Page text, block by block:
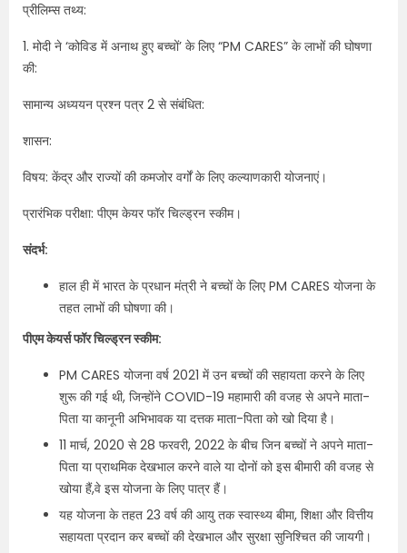
प्रीलिम्स तथ्य:
1. मोदी ने ‘कोविड में अनाथ हुए बच्चों’ के लिए “PM CARES” के लाभों की घोषणा
की:
सामान्य अध्ययन प्रश्न पत्र 2 से संबंधित:
शासन:
विषय: केंद्र और राज्यों की कमजोर वर्गों के लिए कल्याणकारी योजनाएं।
प्रारंभिक परीक्षा: पीएम केयर फॉर चिल्ड्रन स्कीम।
संदर्भ:
हाल ही में भारत के प्रधान मंत्री ने बच्चों के लिए PM CARES योजना के
तहत लाभों की घोषणा की।
पीएम केयर्स फॉर चिल्ड्रन स्कीम:
PM CARES योजना वर्ष 2021 में उन बच्चों की सहायता करने के लिए
शुरू की गई थी, जिन्होंने COVID-19 महामारी की वजह से अपने माता-
पिता या कानूनी अभिभावक या दत्तक माता-पिता को खो दिया है।
11 मार्च, 2020 से 28 फरवरी, 2022 के बीच जिन बच्चों ने अपने माता-
पिता या प्राथमिक देखभाल करने वाले या दोनों को इस बीमारी की वजह से
खोया हैं,वे इस योजना के लिए पात्र हैं।
यह योजना के तहत 23 वर्ष की आयु तक स्वास्थ्य बीमा, शिक्षा और वित्तीय
सहायता प्रदान कर बच्चों की देखभाल और सुरक्षा सुनिश्चित की जायगी।